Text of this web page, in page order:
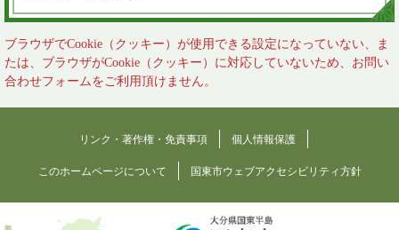
へ
ブラウザでCookie（クッキー）が使用できる設定になっていない、ま
たは、ブラウザがCookie（クッキー）に対応していないため、お問い
合わせフォームをご利用頂けません。
リンク・著作権・免責事項 個人情報保護
このホームページについて 国東市ウェブアクセシビリティ方針